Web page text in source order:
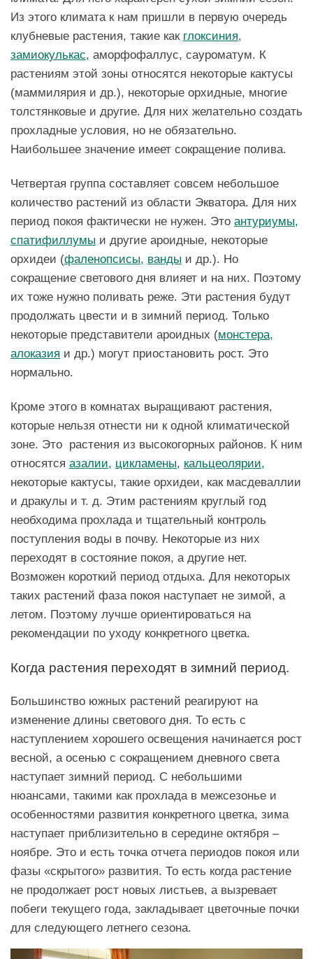
Из этого климата к нам пришли в первую очередь
клубневые растения, такие как глоксиния,
замиокулькас, аморфофаллус, сауроматум. К
растениям этой зоны относятся некоторые кактусы
(маммилярия и др.), некоторые орхидные, многие
толстянковые и другие. Для них желательно создать
прохладные условия, но не обязательно.
Наибольшее значение имеет сокращение полива.
Четвертая группа составляет совсем небольшое
количество растений из области Экватора. Для них
период покоя фактически не нужен. Это антуриумы,
спатифиллумы и другие ароидные, некоторые
орхидеи (фаленопсисы, ванды и др.). Но
сокращение светового дня влияет и на них. Поэтому
их тоже нужно поливать реже. Эти растения будут
продолжать цвести и в зимний период. Только
некоторые представители ароидных (монстера,
алоказия и др.) могут приостановить рост. Это
нормально.
Кроме этого в комнатах выращивают растения,
которые нельзя отнести ни к одной климатической
зоне. Это растения из высокогорных районов. К ним
относятся азалии, цикламены, кальцеолярии,
некоторые кактусы, такие орхидеи, как масдеваллии
и дракулы и т. д. Этим растениям круглый год
необходима прохлада и тщательный контроль
поступления воды в почву. Некоторые из них
переходят в состояние покоя, а другие нет.
Возможен короткий период отдыха. Для некоторых
таких растений фаза покоя наступает не зимой, а
летом. Поэтому лучше ориентироваться на
рекомендации по уходу конкретного цветка.
Когда растения переходят в зимний период.
Большинство южных растений реагируют на
изменение длины светового дня. То есть с
наступлением хорошего освещения начинается рост
весной, а осенью с сокращением дневного света
наступает зимний период. С небольшими
нюансами, такими как прохлада в межсезонье и
особенностями развития конкретного цветка, зима
наступает приблизительно в середине октября –
ноябре. Это и есть точка отчета периодов покоя или
фазы «скрытого» развития. То есть когда растение
не продолжает рост новых листьев, а вызревает
побеги текущего года, закладывает цветочные почки
для следующего летнего сезона.